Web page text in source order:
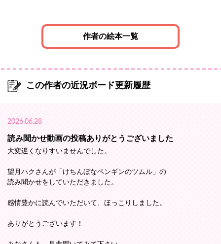
作者の絵本一覧
この作者の近況ボード更新履歴
2026.06.28
読み聞かせ動画の投稿ありがとうございました
大変遅くなりすいませんでした。
望月ハクさんが「けちんぼなペンギンのツムル」の
読み聞かせをしていただきました。
感情豊かに読んでいただいて、ほっこりしました。
ありがとうございます！